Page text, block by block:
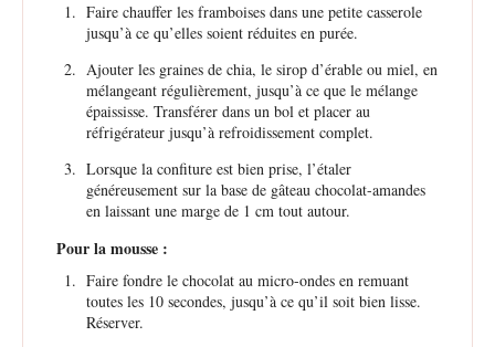
Faire chauffer les framboises dans une petite casserole
jusqu’à ce qu’elles soient réduites en purée.
Ajouter les graines de chia, le sirop d’érable ou miel, en
mélangeant régulièrement, jusqu’à ce que le mélange
épaississe. Transférer dans un bol et placer au
réfrigérateur jusqu’à refroidissement complet.
Lorsque la confiture est bien prise, l’étaler
généreusement sur la base de gâteau chocolat-amandes
en laissant une marge de 1 cm tout autour.
Pour la mousse :
Faire fondre le chocolat au micro-ondes en remuant
toutes les 10 secondes, jusqu’à ce qu’il soit bien lisse.
Réserver.